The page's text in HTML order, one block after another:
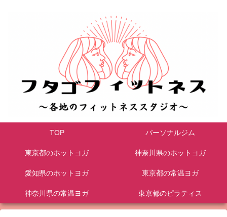
TOP パーソナルジム
東京都のホットヨガ 神奈川県のホットヨガ
愛知県のホットヨガ 東京都の常温ヨガ
神奈川県の常温ヨガ 東京都のピラティス